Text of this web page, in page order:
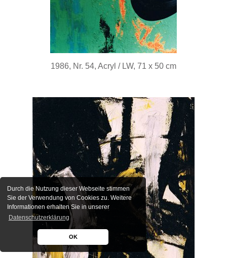
Durch die Nutzung dieser Webseite stimmen
Sie der Verwendung von Cookies zu. Weitere
Informationen erhalten Sie in unserer
Datenschutzerklärung
OK
1986, Nr. 54, Acryl / LW, 71 x 50 cm